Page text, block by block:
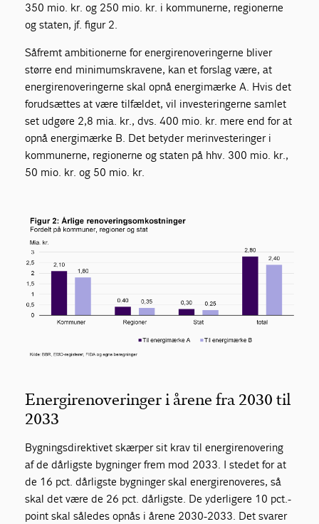
350 mio. kr. og 250 mio. kr. i kommunerne, regionerne
og staten, jf. figur 2.
Såfremt ambitionerne for energirenoveringerne bliver
større end minimumskravene, kan et forslag være, at
energirenoveringerne skal opnå energimærke A. Hvis det
forudsættes at være tilfældet, vil investeringerne samlet
set udgøre 2,8 mia. kr., dvs. 400 mio. kr. mere end for at
opnå energimærke B. Det betyder merinvesteringer i
kommunerne, regionerne og staten på hhv. 300 mio. kr.,
50 mio. kr. og 50 mio. kr.
Energirenoveringer i årene fra 2030 til
2033
Bygningsdirektivet skærper sit krav til energirenovering
af de dårligste bygninger frem mod 2033. I stedet for at
de 16 pct. dårligste bygninger skal energirenoveres, så
skal det være de 26 pct. dårligste. De yderligere 10 pct.-
point skal således opnås i årene 2030-2033. Det svarer